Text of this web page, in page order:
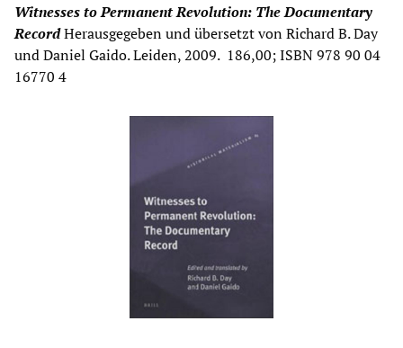
Witnesses to Permanent Revolution: The Documentary
RecordHerausgegeben und übersetzt von Richard B. Day
und Daniel Gaido. Leiden, 2009.  186,00; ISBN 978 90 04
16770 4